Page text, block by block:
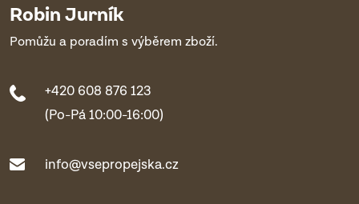
Robin Jurník
Pomůžu a poradím s výběrem zboží.
+420 608 876 123
(Po-Pá 10:00-16:00)
info@vsepropejska.cz